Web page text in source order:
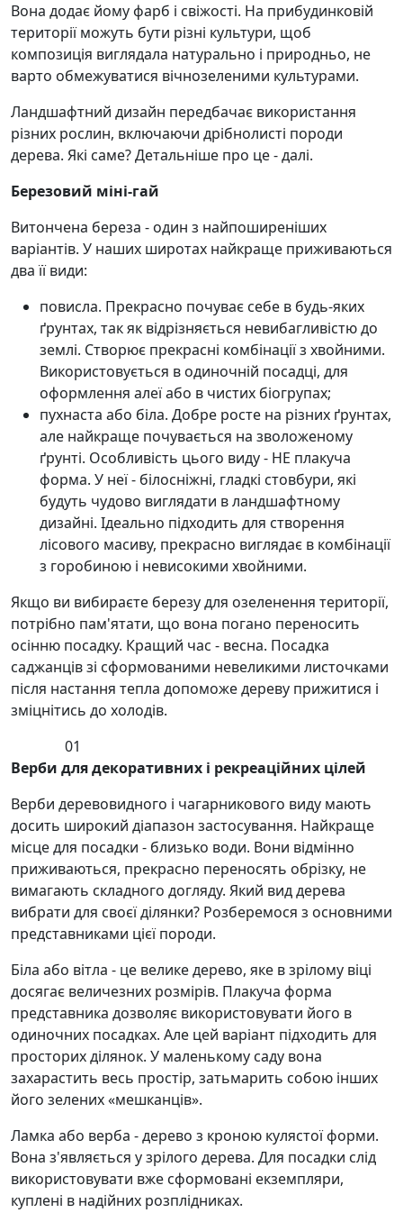
Вона додає йому фарб і свіжості. На прибудинковій
території можуть бути різні культури, щоб
композиція виглядала натурально і природньо, не
варто обмежуватися вічнозеленими культурами.
Ландшафтний дизайн передбачає використання
різних рослин, включаючи дрібнолисті породи
дерева. Які саме? Детальніше про це - далі.
Березовий міні-гай
Витончена береза ​​- один з найпоширеніших
варіантів. У наших широтах найкраще приживаються
два її види:
повисла. Прекрасно почуває себе в будь-яких
ґрунтах, так як відрізняється невибагливістю до
землі. Створює прекрасні комбінації з хвойними.
Використовується в одиночній посадці, для
оформлення алеї або в чистих біогрупах;
пухнаста або біла. Добре росте на різних ґрунтах,
але найкраще почувається на зволоженому
ґрунті. Особливість цього виду - НЕ плакуча
форма. У неї - білосніжні, гладкі стовбури, які
будуть чудово виглядати в ландшафтному
дизайні. Ідеально підходить для створення
лісового масиву, прекрасно виглядає в комбінації
з горобиною і невисокими хвойними.
Якщо ви вибираєте березу для озеленення території,
потрібно пам'ятати, що вона погано переносить
осінню посадку. Кращий час - весна. Посадка
саджанців зі сформованими невеликими листочками
після настання тепла допоможе дереву прижитися і
зміцнітись до холодів.
01
Верби для декоративних і рекреаційних цілей
Верби деревовидного і чагарникового виду мають
досить широкий діапазон застосування. Найкраще
місце для посадки - близько води. Вони відмінно
приживаються, прекрасно переносять обрізку, не
вимагають складного догляду. Який вид дерева
вибрати для своєї ділянки? Розберемося з основними
представниками цієї породи.
Біла або вітла - це велике дерево, яке в зрілому віці
досягає величезних розмірів. Плакуча форма
представника дозволяє використовувати його в
одиночних посадках. Але цей варіант підходить для
просторих ділянок. У маленькому саду вона
захарастить весь простір, затьмарить собою інших
його зелених «мешканців».
Ламка або верба - дерево з кроною кулястої форми.
Вона з'являється у зрілого дерева. Для посадки слід
використовувати вже сформовані екземпляри,
куплені в надійних розплідниках.